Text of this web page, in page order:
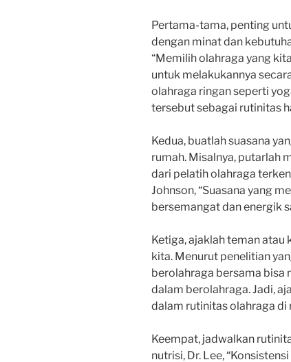
Pertama-tama, penting
dengan minat dan
“Memilih olahraga yang
untuk melakukannya
olahraga ringan seperti
tersebut sebagai rutinitas
Kedua, buatlah suasana
rumah. Misalnya, putarlah
dari pelatih olahraga
Johnson, “Suasana yang
bersemangat dan energik
Ketiga, ajaklah teman
kita. Menurut penelitian
berolahraga bersama bisa
dalam berolahraga. Jadi,
dalam rutinitas olahraga di
Keempat, jadwalkan
nutrisi, Dr. Lee,